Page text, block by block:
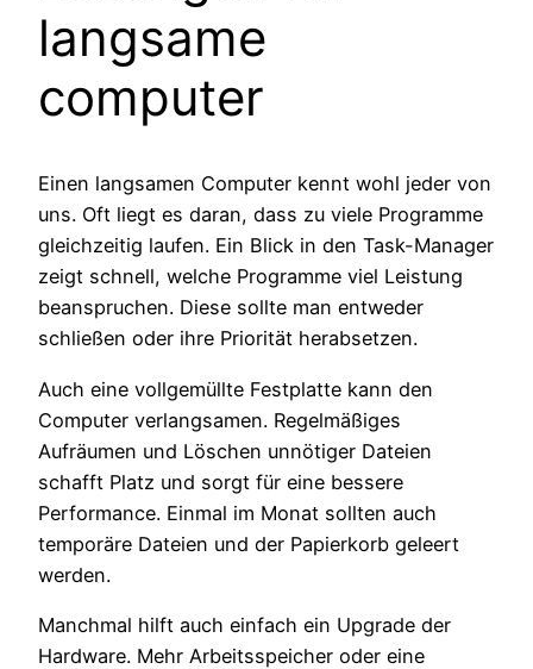
langsame
computer
Einen langsamen Computer kennt wohl jeder von
uns. Oft liegt es daran, dass zu viele Programme
gleichzeitig laufen. Ein Blick in den Task-Manager
zeigt schnell, welche Programme viel Leistung
beanspruchen. Diese sollte man entweder
schließen oder ihre Priorität herabsetzen.
Auch eine vollgemüllte Festplatte kann den
Computer verlangsamen. Regelmäßiges
Aufräumen und Löschen unnötiger Dateien
schafft Platz und sorgt für eine bessere
Performance. Einmal im Monat sollten auch
temporäre Dateien und der Papierkorb geleert
werden.
Manchmal hilft auch einfach ein Upgrade der
Hardware. Mehr Arbeitsspeicher oder eine